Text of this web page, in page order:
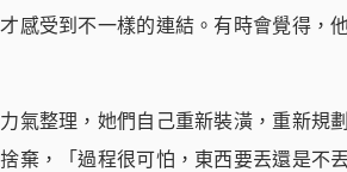
感受到不一樣的連結。有時會覺得，
氣整理，她們自己重新裝潢，重新規
棄，「過程很可怕，東西要丟還是不